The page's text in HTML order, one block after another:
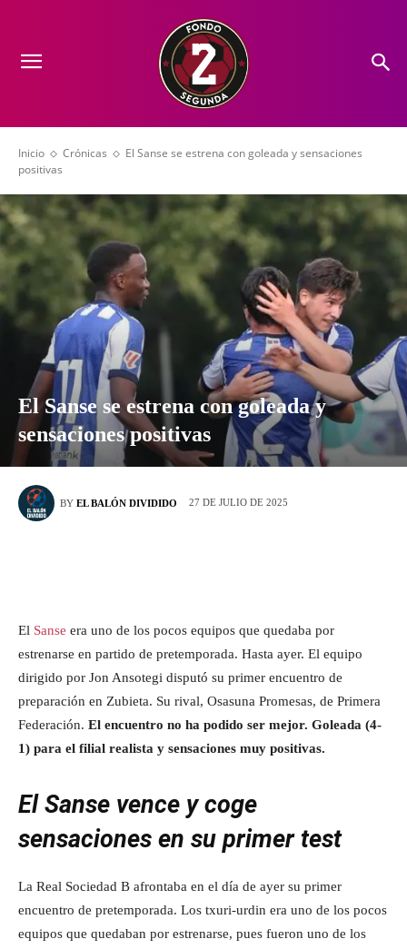
Inicio Crónicas
El Sanse se estrena con goleada y sensaciones
positivas
El Sanse se estrena con goleada y
sensaciones positivas
BY EL BALÓN DIVIDIDO 27 DE JULIO DE 2025
El Sanse era uno de los pocos equipos que quedaba por
estrenarse en partido de pretemporada. Hasta ayer. El equipo
dirigido por Jon Ansotegi disputó su primer encuentro de
preparación en Zubieta. Su rival, Osasuna Promesas, de Primera
Federación. El encuentro no ha podido ser mejor. Goleada (4-
1) para el filial realista y sensaciones muy positivas.
El Sanse vence y coge
sensaciones en su primer test
La Real Sociedad B afrontaba en el día de ayer su primer
encuentro de pretemporada. Los txuri-urdin era uno de los pocos
equipos que quedaban por estrenarse, pues fueron uno de los